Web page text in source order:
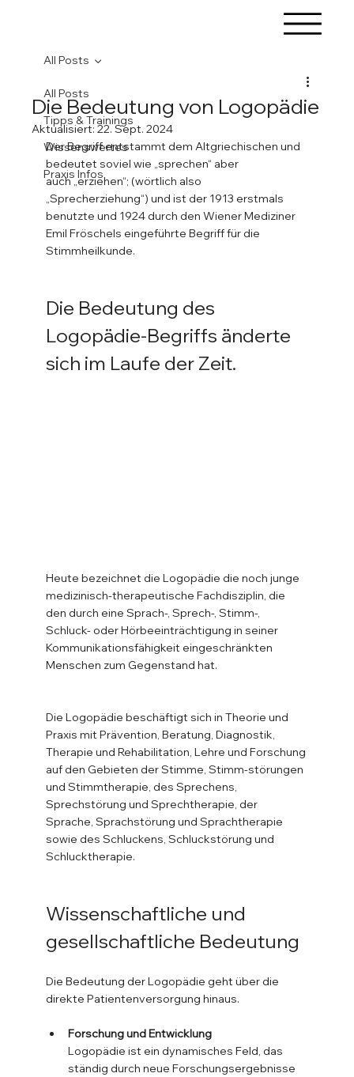
All Posts
Tipps & Trainings
Wissenswertes
Praxis Infos
All Posts
Die Bedeutung von Logopädie
Aktualisiert: 22. Sept. 2024
Der Begriff entstammt dem Altgriechischen und
bedeutet soviel wie „sprechen“ aber
auch „erziehen“; (wörtlich also
„Sprecherziehung“) und ist der 1913 erstmals
benutzte und 1924 durch den Wiener Mediziner
Emil Fröschels eingeführte Begriff für die
Stimmheilkunde.
Die Bedeutung des
Logopädie-Begriffs änderte
sich im Laufe der Zeit.
Heute bezeichnet die Logopädie die noch junge
medizinisch-therapeutische Fachdisziplin, die
den durch eine Sprach-, Sprech-, Stimm-,
Schluck- oder Hörbeeinträchtigung in seiner
Kommunikationsfähigkeit eingeschränkten
Menschen zum Gegenstand hat.
Die Logopädie beschäftigt sich in Theorie und
Praxis mit Prävention, Beratung, Diagnostik,
Therapie und Rehabilitation, Lehre und Forschung
auf den Gebieten der Stimme, Stimm-störungen
und Stimmtherapie, des Sprechens,
Sprechstörung und Sprechtherapie, der
Sprache, Sprachstörung und Sprachtherapie
sowie des Schluckens, Schluckstörung und
Schlucktherapie.
Wissenschaftliche und
gesellschaftliche Bedeutung
Die Bedeutung der Logopädie geht über die
direkte Patientenversorgung hinaus.
Forschung und Entwicklung
Logopädie ist ein dynamisches Feld, das
ständig durch neue Forschungsergebnisse